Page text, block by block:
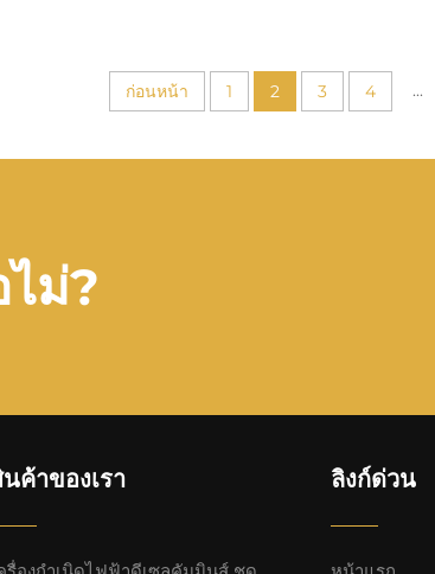
ก่อนหน้า 1 2 3 4 ...
ม่?
ค้าของเรา ลิงก์ด่วน